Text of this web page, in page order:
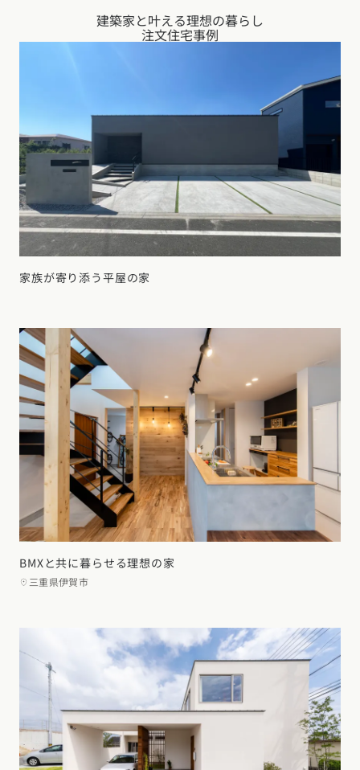
建築家と叶える理想の暮らし
注文住宅事例
家族が寄り添う平屋の家
BMXと共に暮らせる理想の家
三重県伊賀市